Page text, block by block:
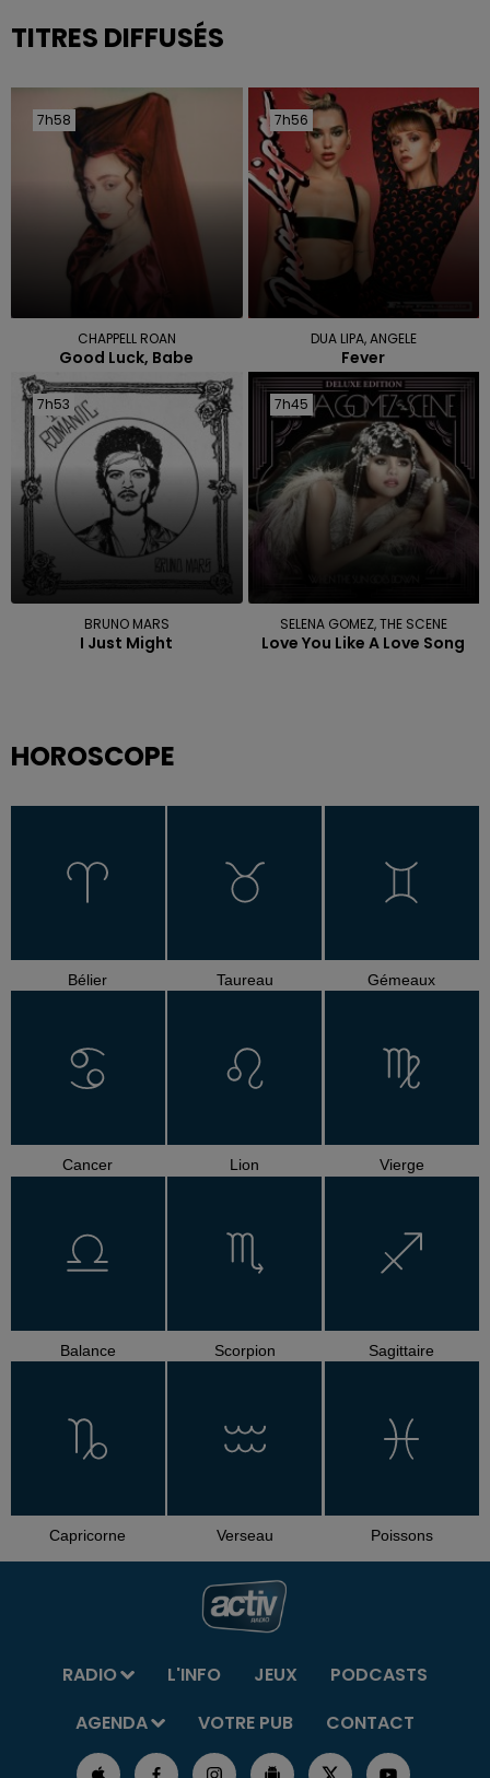
TITRES DIFFUSÉS
7h58
7h58
CHAPPELL ROAN
Good Luck, Babe
7h56
7h56
DUA LIPA, ANGELE
Fever
7h53
7h53
BRUNO MARS
I Just Might
7h45
7h45
SELENA GOMEZ, THE SCENE
Love You Like A Love Song
HOROSCOPE
Bélier Taureau Gémeaux
Cancer Lion Vierge
Balance Scorpion Sagittaire
Capricorne Verseau Poissons
RADIO L'INFO JEUX
PODCASTS
AGENDA
VOTRE PUB CONTACT